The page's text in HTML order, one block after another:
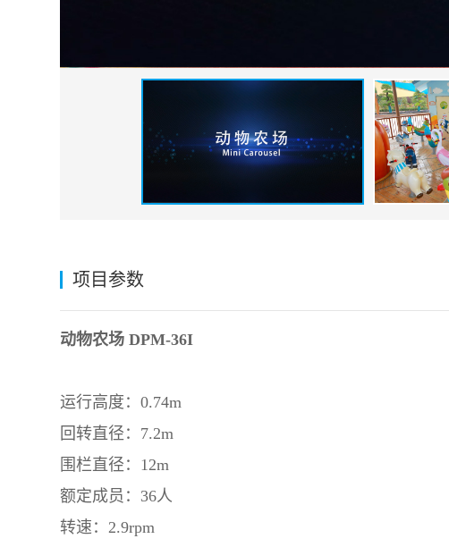
项目参数
动物农场 DPM-36I
运行高度：0.74m
回转直径：7.2m
围栏直径：12m
额定成员：36人
转速：2.9rpm